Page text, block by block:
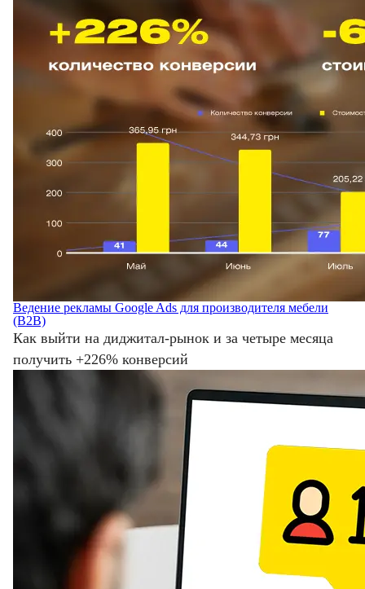
Ведение рекламы Google Ads для производителя мебели
(B2B)
Как выйти на диджитал-рынок и за четыре месяца
получить +226% конверсий